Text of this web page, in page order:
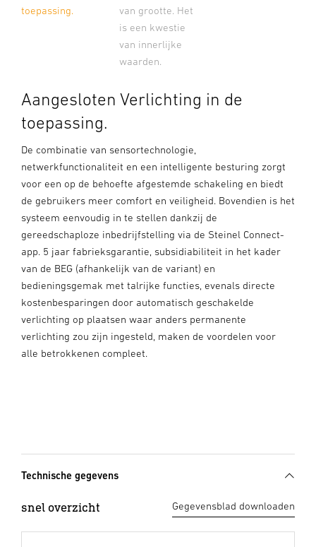
toepassing.
van grootte. Het
is een kwestie
van innerlijke
waarden.
Aangesloten Verlichting in de
toepassing.
De combinatie van sensortechnologie,
netwerkfunctionaliteit en een intelligente besturing zorgt
voor een op de behoefte afgestemde schakeling en biedt
de gebruikers meer comfort en veiligheid. Bovendien is het
systeem eenvoudig in te stellen dankzij de
gereedschaploze inbedrijfstelling via de Steinel Connect-
app. 5 jaar fabrieksgarantie, subsidiabiliteit in het kader
van de BEG (afhankelijk van de variant) en
bedieningsgemak met talrijke functies, evenals directe
kostenbesparingen door automatisch geschakelde
verlichting op plaatsen waar anders permanente
verlichting zou zijn ingesteld, maken de voordelen voor
alle betrokkenen compleet.
Technische gegevens
snel overzicht Gegevensblad downloaden